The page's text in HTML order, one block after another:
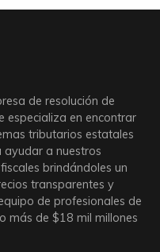
de resolución de
especializa en encontrar
tributarios estatales
ayudar a nuestros
brindándoles un
transparentes y
de profesionales de
más de$18 mil millones